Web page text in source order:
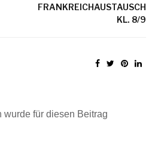
FRANKREICHAUSTAUSCH
KL. 8/9
wurde für diesen Beitrag